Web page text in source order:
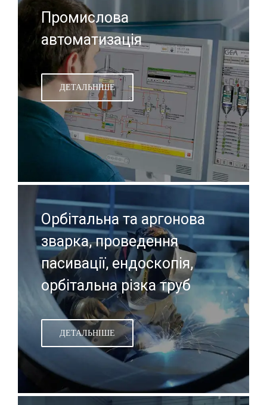
Промислова
автоматизація
ДЕТАЛЬНІШЕ
Орбітальна та аргонова
зварка, проведення
пасивації, ендоскопія,
орбітальна різка труб
ДЕТАЛЬНІШЕ